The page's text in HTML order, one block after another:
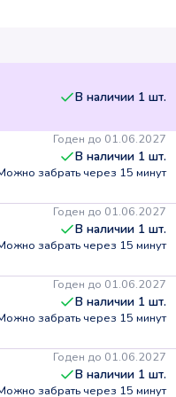
В наличии 1 шт.
Годен до 01.06.2027
В наличии 1 шт.
забрать через 15 минут
Годен до 01.06.2027
В наличии 1 шт.
забрать через 15 минут
Годен до 01.06.2027
В наличии 1 шт.
забрать через 15 минут
Годен до 01.06.2027
В наличии 1 шт.
забрать через 15 минут